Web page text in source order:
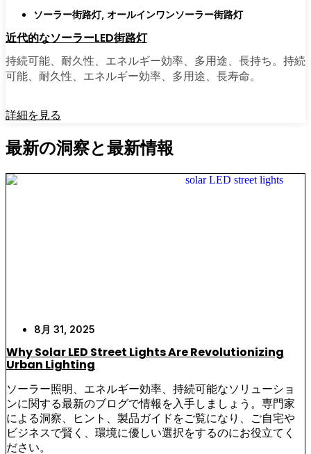
ソーラー街路灯, オールインワンソーラー街路灯
近代的なソーラーLED街路灯
持続可能、耐久性、エネルギー効率、多用途、長持ち。持続
可能、耐久性、エネルギー効率、多用途、長寿命。
詳細を見る
最新の洞察と最新情報
8月 31, 2025
Why Solar LED Street Lights Are Revolutionizing
Urban Lighting
ソーラー照明、エネルギー効率、持続可能なソリューショ
ンに関する最新のブログで情報を入手しましょう。専門家
による洞察、ヒント、製品ガイドをご覧になり、ご自宅や
ビジネスで賢く、環境に優しい選択をするのにお役立てく
ださい。